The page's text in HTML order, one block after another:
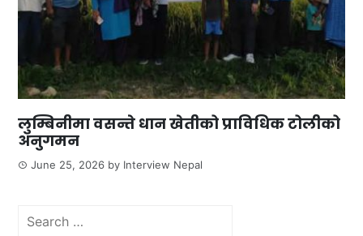
लुम्बिनीमा वसन्ते धान खेतीको प्राविधिक टोलीको
अनुगमन
June 25, 2026 by Interview Nepal
Search